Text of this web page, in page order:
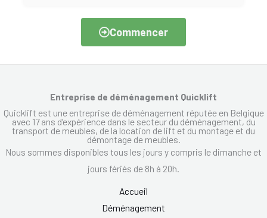
Commencer
Entreprise de déménagement Quicklift
Quicklift est une entreprise de déménagement réputée en Belgique
avec 17 ans d’expérience dans le secteur du déménagement, du
transport de meubles, de la location de lift et du montage et du
démontage de meubles.
Nous sommes disponibles tous les jours y compris le dimanche et
jours fériés de 8h à 20h.
Accueil
Déménagement